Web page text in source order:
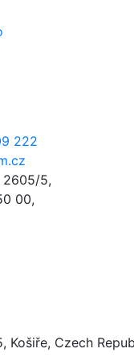
222
2605/5,
00,
Košiře, Czech